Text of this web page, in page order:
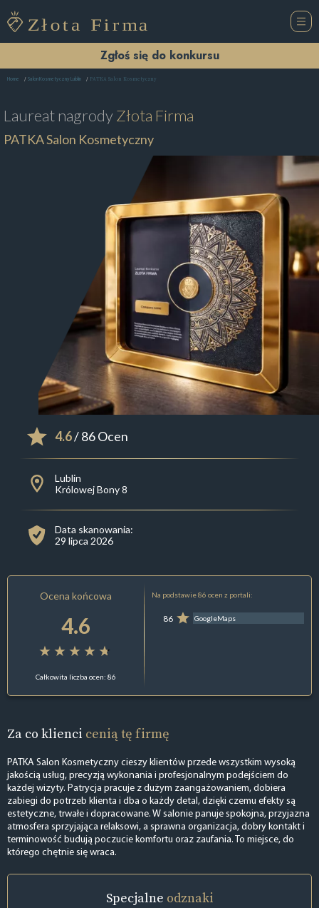
Zgłoś się do konkursu
Home Salon Kosmetyczny Lublin PATKA Salon Kosmetyczny
Laureat nagrodyZłota Firma
PATKA Salon Kosmetyczny
4.6/ 86 Ocen
Lublin
Królowej Bony 8
Data skanowania:
29 lipca 2026
Ocena końcowa
4.6
Całkowita liczba ocen: 86
Na podstawie 86 ocen z portali:
86 GoogleMaps
Za co klienci cenią tę firmę
PATKA Salon Kosmetyczny cieszy klientów przede wszystkim wysoką
jakością usług, precyzją wykonania i profesjonalnym podejściem do
każdej wizyty. Patrycja pracuje z dużym zaangażowaniem, dobiera
zabiegi do potrzeb klienta i dba o każdy detal, dzięki czemu efekty są
estetyczne, trwałe i dopracowane. W salonie panuje spokojna, przyjazna
atmosfera sprzyjająca relaksowi, a sprawna organizacja, dobry kontakt i
terminowość budują poczucie komfortu oraz zaufania. To miejsce, do
którego chętnie się wraca.
Specjalne odznaki